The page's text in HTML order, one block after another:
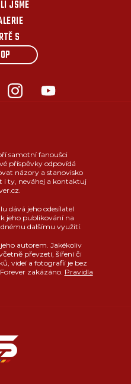
JSME
S
samotní fanoušci
příspěvky odpovídá
názory a stanovisko
i ty, neváhej a kontaktuj
dává jeho odesílatel
jeho publikování na
dalšímu využití.
autorem. Jakékoliv
převzetí, šíření či
videí a fotografií je bez
zakázáno. Pravidla